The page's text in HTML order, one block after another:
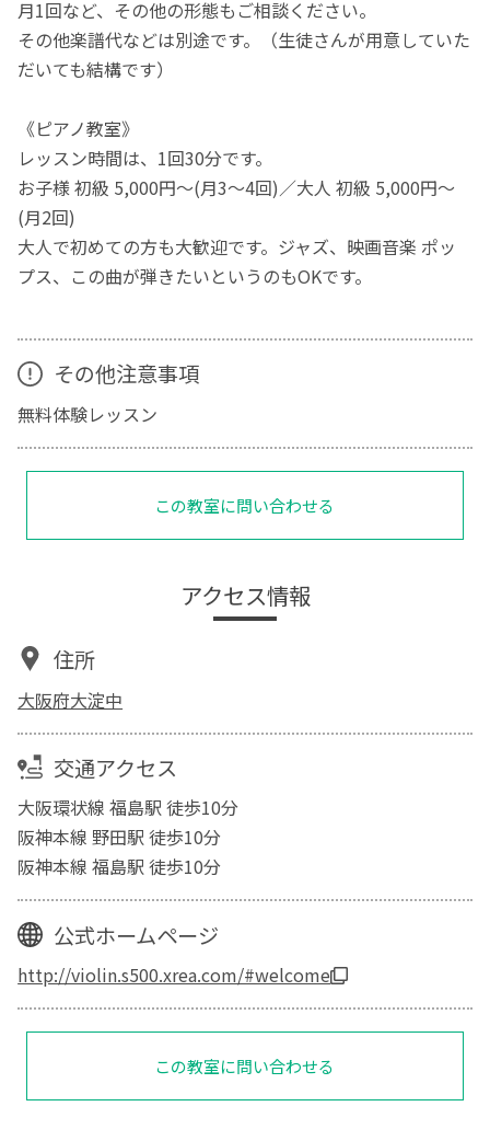
月1回など、その他の形態もご相談ください。
その他楽譜代などは別途です。（生徒さんが用意していた
だいても結構です）
《ピアノ教室》
レッスン時間は、1回30分です。
お子様 初級 5,000円～(月3～4回)／大人 初級 5,000円～
(月2回)
大人で初めての方も大歓迎です。ジャズ、映画音楽 ポッ
プス、この曲が弾きたいというのもOKです。
その他注意事項
無料体験レッスン
この教室に問い合わせる
アクセス情報
住所
大阪府大淀中
交通アクセス
大阪環状線 福島駅 徒歩10分
阪神本線 野田駅 徒歩10分
阪神本線 福島駅 徒歩10分
公式ホームページ
http://violin.s500.xrea.com/#welcome
この教室に問い合わせる